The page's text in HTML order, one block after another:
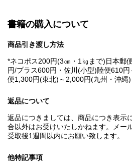
書籍の購入について
商品引き渡し方法
*ネコポス200円(3㎝・1㎏まで)日本郵
円/プラス600円・佐川(小型)陸便610
便1,300円(東北)～2,000円(九州・沖縄)
返品について
返品につきましては、商品につき表示
合以外はお受けいたしかねます。メー
受取後1週間以内にお願い致します。
他特記事項